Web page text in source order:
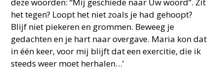
deze woorden: “Mij geschiede naar Uw woord”. Zit
het tegen? Loopt het niet zoals je had gehoopt?
Blijf niet piekeren en grommen. Beweeg je
gedachten en je hart naar overgave. Maria kon dat
in één keer, voor mij blijft dat een exercitie, die ik
steeds weer moet herhalen…’